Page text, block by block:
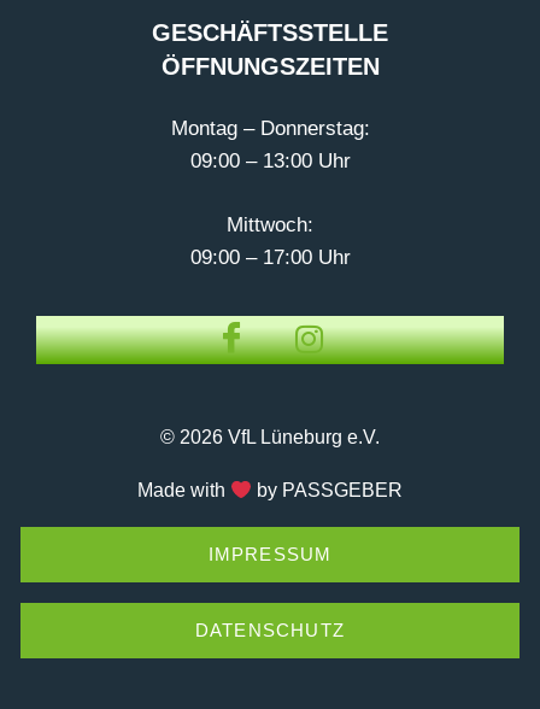
GESCHÄFTSSTELLE
ÖFFNUNGSZEITEN
Montag – Donnerstag:
09:00 – 13:00 Uhr
Mittwoch:
09:00 – 17:00 Uhr
© 2026 VfL Lüneburg e.V.
Made with by PASSGEBER
IMPRESSUM
DATENSCHUTZ